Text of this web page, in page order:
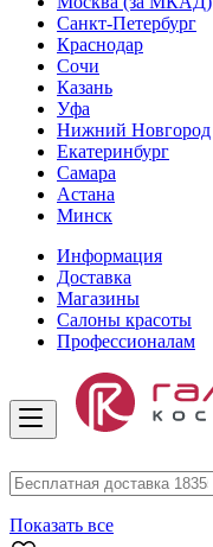
Санкт-Петербург
Краснодар
Сочи
Казань
Уфа
Нижний Новгород
Екатеринбург
Самара
Астана
Минск
Информация
Доставка
Магазины
Салоны красоты
Профессионалам
Показать все